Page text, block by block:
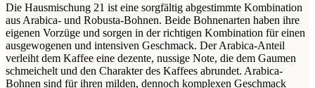
Die Hausmischung 21 ist eine sorgfältig abgestimmte Kombination
aus Arabica- und Robusta-Bohnen. Beide Bohnenarten haben ihre
eigenen Vorzüge und sorgen in der richtigen Kombination für einen
ausgewogenen und intensiven Geschmack. Der Arabica-Anteil
verleiht dem Kaffee eine dezente, nussige Note, die dem Gaumen
schmeichelt und den Charakter des Kaffees abrundet. Arabica-
Bohnen sind für ihren milden, dennoch komplexen Geschmack